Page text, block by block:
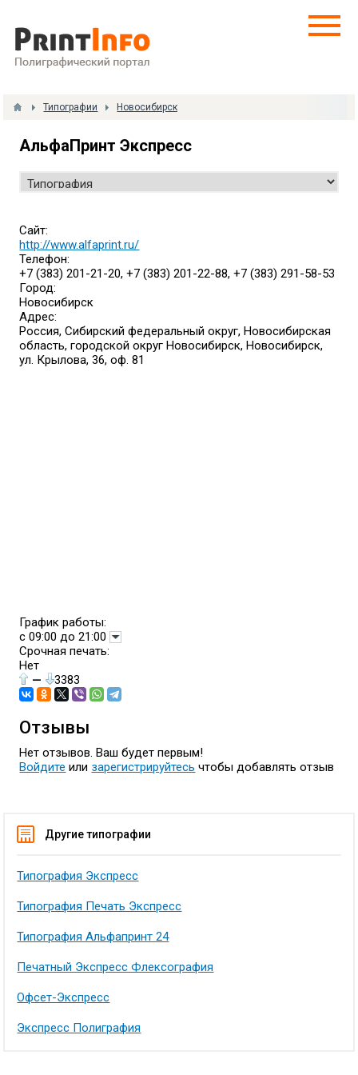
Типографии Новосибирск
АльфаПринт Экспресс
Сайт:
http://www.alfaprint.ru/
Телефон:
+7 (383) 201-21-20, +7 (383) 201-22-88, +7 (383) 291-58-53
Город:
Новосибирск
Адрес:
Россия, Сибирский федеральный округ, Новосибирская
область, городской округ Новосибирск, Новосибирск,
ул. Крылова, 36, оф. 81
График работы:
с 09:00 до 21:00
Срочная печать:
Нет
—
3383
Отзывы
Нет отзывов. Ваш будет первым!
Войдите или зарегистрируйтесь чтобы добавлять отзыв
Другие типографии
Типография Экспресс
Типография Печать Экспресс
Типография Альфапринт 24
Печатный Экспресс Флексография
Офсет-Экспресс
Экспресс Полиграфия